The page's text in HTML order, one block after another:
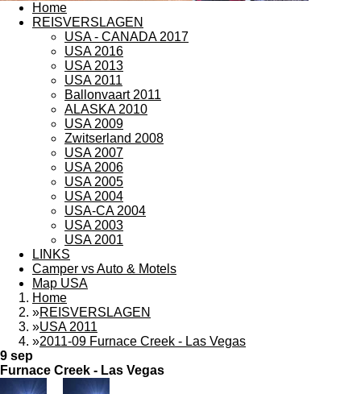
Home
REISVERSLAGEN
USA - CANADA 2017
USA 2016
USA 2013
USA 2011
Ballonvaart 2011
ALASKA 2010
USA 2009
Zwitserland 2008
USA 2007
USA 2006
USA 2005
USA 2004
USA-CA 2004
USA 2003
USA 2001
LINKS
Camper vs Auto & Motels
Map USA
Home
»REISVERSLAGEN
»USA 2011
»2011-09 Furnace Creek - Las Vegas
9 sep
Furnace Creek - Las Vegas